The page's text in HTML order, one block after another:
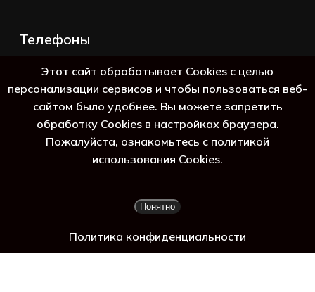
Просмотр корзины
Телефоны
8 (800) 250-69-39
Этот сайт обрабатывает Cookies с целью
персонализации сервисов и чтобы пользоваться веб-
сайтом было удобнее. Вы можете запретить
обработку Cookies в настройках браузера.
Пожалуйста, ознакомьтесь с политикой
использования Cookies.
Понятно
Политика конфиденциальности